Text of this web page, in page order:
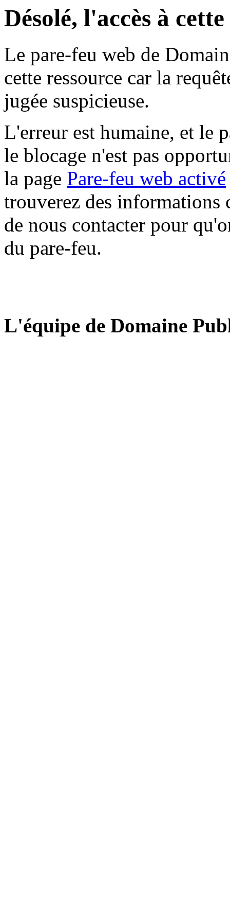
Désolé, l'accès à
Le pare-feu web de
cette ressource car la
jugée suspicieuse.
L'erreur est humaine, et le
le blocage n'est pas
la page Pare-feu web activé
trouverez des informations
de nous contacter pour
du pare-feu.
L'équipe de Domaine